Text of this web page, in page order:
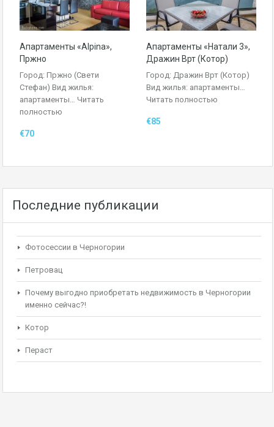
Апартаменты «Alpina»,
Пржно
Город: Пржно (Свети
Стефан) Вид жилья:
апартаменты… Читать
полностью
€70
Апартаменты «Натали 3»,
Дражин Врт (Котор)
Город: Дражин Врт (Котор)
Вид жилья: апартаменты…
Читать полностью
€85
Последние публикации
Фотосессии в Черногории
Петровац
Почему выгодно приобретать недвижимость в Черногории
именно сейчас?!
Котор
Пераст